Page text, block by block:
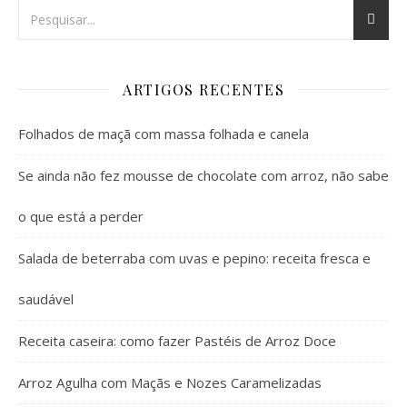
ARTIGOS RECENTES
Folhados de maçã com massa folhada e canela
Se ainda não fez mousse de chocolate com arroz, não sabe
o que está a perder
Salada de beterraba com uvas e pepino: receita fresca e
saudável
Receita caseira: como fazer Pastéis de Arroz Doce
Arroz Agulha com Maçãs e Nozes Caramelizadas